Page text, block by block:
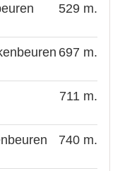
529 m.
697 m.
711 m.
740 m.